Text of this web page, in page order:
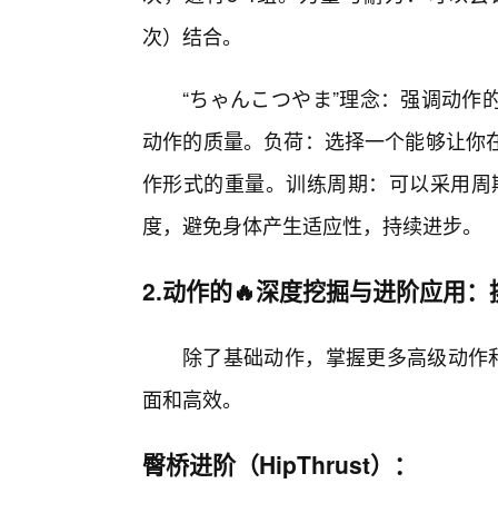
次）结合。
“ちゃんこつやま”理念：强调动
动作的质量。负荷：选择一个能够让
作形式的重量。训练周期：可以采用
度，避免身体产生适应性，持续进步。
2.动作的🔥深度挖掘与进阶应用
除了基础动作，掌握更多高级动作
面和高效。
臀桥进阶（HipThrust）：